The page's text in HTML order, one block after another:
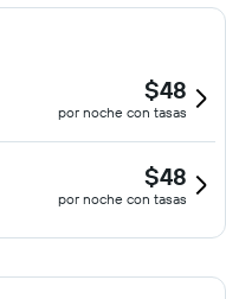
$48
por noche con tasas
$48
por noche con tasas